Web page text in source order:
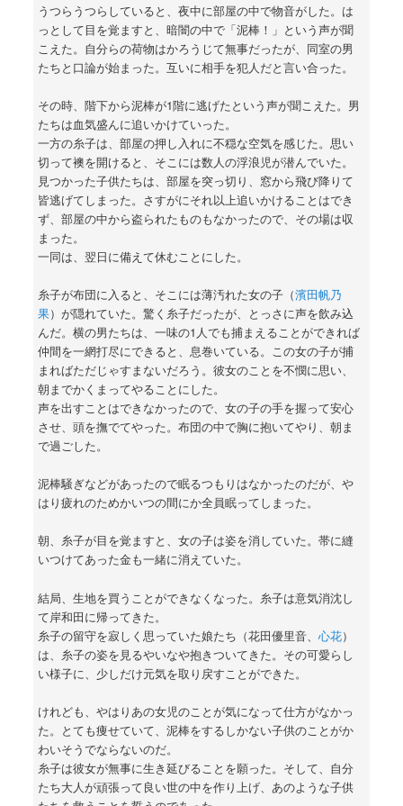
うつらうつらしていると、夜中に部屋の中で物音がした。は
っとして目を覚ますと、暗闇の中で「泥棒！」という声が聞
こえた。自分らの荷物はかろうじて無事だったが、同室の男
たちと口論が始まった。互いに相手を犯人だと言い合った。
その時、階下から泥棒が1階に逃げたという声が聞こえた。男
たちは血気盛んに追いかけていった。
一方の糸子は、部屋の押し入れに不穏な空気を感じた。思い
切って襖を開けると、そこには数人の浮浪児が潜んでいた。
見つかった子供たちは、部屋を突っ切り、窓から飛び降りて
皆逃げてしまった。さすがにそれ以上追いかけることはでき
ず、部屋の中から盗られたものもなかったので、その場は収
まった。
一同は、翌日に備えて休むことにした。
糸子が布団に入ると、そこには薄汚れた女の子（濱田帆乃
果）が隠れていた。驚く糸子だったが、とっさに声を飲み込
んだ。横の男たちは、一味の1人でも捕まえることができれば
仲間を一網打尽にできると、息巻いている。この女の子が捕
まればただじゃすまないだろう。彼女のことを不憫に思い、
朝までかくまってやることにした。
声を出すことはできなかったので、女の子の手を握って安心
させ、頭を撫でてやった。布団の中で胸に抱いてやり、朝ま
で過ごした。
泥棒騒ぎなどがあったので眠るつもりはなかったのだが、や
はり疲れのためかいつの間にか全員眠ってしまった。
朝、糸子が目を覚ますと、女の子は姿を消していた。帯に縫
いつけてあった金も一緒に消えていた。
結局、生地を買うことができなくなった。糸子は意気消沈し
て岸和田に帰ってきた。
糸子の留守を寂しく思っていた娘たち（花田優里音、心花）
は、糸子の姿を見るやいなや抱きついてきた。その可愛らし
い様子に、少しだけ元気を取り戻すことができた。
けれども、やはりあの女児のことが気になって仕方がなかっ
た。とても痩せていて、泥棒をするしかない子供のことがか
わいそうでならないのだ。
糸子は彼女が無事に生き延びることを願った。そして、自分
たち大人が頑張って良い世の中を作り上げ、あのような子供